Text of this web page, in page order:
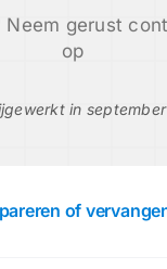
Neem gerust
op
in
of